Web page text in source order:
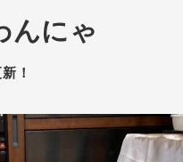
んにゃ
！